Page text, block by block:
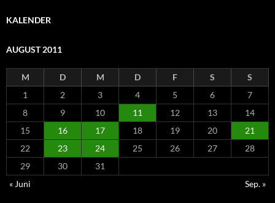
KALENDER
AUGUST 2011
M D M D F S
S
1
2 3 4 5 6
7
8
9 10 11 12 13
14
15
16 17 18 19 20
21
22
23 24 25 26 27
28
29
30
31
« Juni
Sep. »